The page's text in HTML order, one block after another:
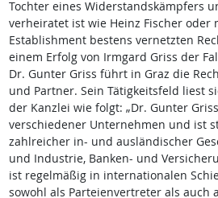
Tochter eines Widerstandskämpfers
verheiratet ist wie Heinz Fischer oder
Establishment bestens vernetzten
einem Erfolg von Irmgard Griss der
Dr. Gunter Griss führt in Graz die
und Partner. Sein Tätigkeitsfeld liest
der Kanzlei wie folgt: „Dr. Gunter
verschiedener Unternehmen und ist
zahlreicher in- und ausländischer
und Industrie, Banken- und
ist regelmäßig in internationalen
sowohl als Parteienvertreter als auch